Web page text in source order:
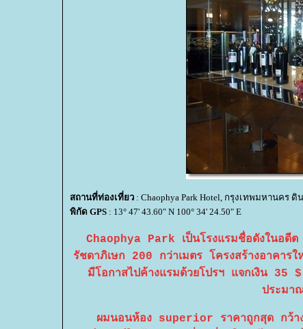
สถานที่ท่องเที่ยว : Chaophya Park Hotel, กรุงเทพมหานคร ดิ
พิกัด GPS : 13° 47' 43.60" N 100° 34' 24.50" E
Chaophya Park เป็นโรงแรมชื่อดังในอดีต
รัชดาภิเษก 200 กว่าเมตร โครงสร้างอาคาร
มีโอกาสไปค้างแรมด้วยโปรฯ แจกเงิน 35
ประม
ผมนอนห้อง superior ราคาถูกสุด กว้า